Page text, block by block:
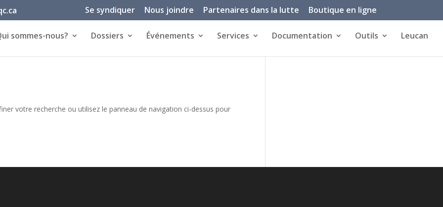
Se syndiquer Nous joindre Partenaires dans la lutte Boutique en ligne
sommes-nous? Dossiers Événements Services Documentation Outils Leucan
votre recherche ou utilisez le panneau de navigation ci-dessus pour